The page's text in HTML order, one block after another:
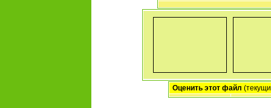
Оценить этот файл